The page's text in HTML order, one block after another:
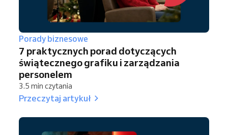
Porady biznesowe
7 praktycznych porad dotyczących
świątecznego grafiku i zarządzania
personelem
3.5 min czytania
Przeczytaj artykuł